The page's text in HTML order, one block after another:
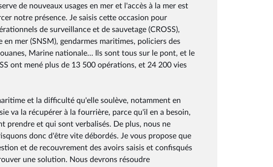
de nouveaux usages en mer et l'accès à la mer est
notre présence. Je saisis cette occasion pour
de surveillance et de sauvetage (CROSS),
mer (SNSM), gendarmes maritimes, policiers des
Marine nationale… Ils sont tous sur le pont, et le
ont mené plus de 13 500 opérations, et 24 200 vies
et la difficulté qu'elle soulève, notamment en
va la récupérer à la fourrière, parce qu'il en a besoin,
prendre et qui sont verbalisés. De plus, nous ne
donc d'être vite débordés. Je vous propose que
et de recouvrement des avoirs saisis et confisqués
une solution. Nous devrons résoudre